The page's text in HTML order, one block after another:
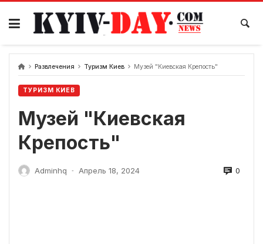
перейти
содержанию
Развлечения Туризм Киев Музей "Киевская Крепость"
ТУРИЗМ КИЕВ
Музей "Киевская
Крепость"
Adminhq - Апрель 18, 2024 0